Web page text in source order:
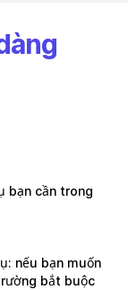
bạn cần trong
nếu bạn muốn
bắt buộc